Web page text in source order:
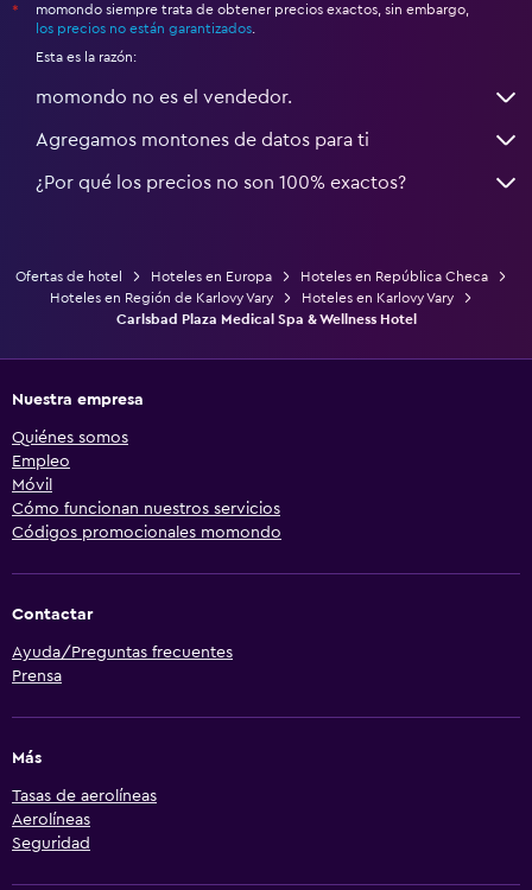
*
momondo siempre trata de obtener precios exactos, sin embargo,
los precios no están garantizados
Esta es la razón:
momondo no es el vendedor.
Agregamos montones de datos para ti
¿Por qué los precios no son 100% exactos?
Ofertas de hotel Hoteles en Europa
Hoteles en República Checa
Hoteles en Región de Karlovy Vary
Hoteles en Karlovy Vary
Carlsbad Plaza Medical Spa & Wellness Hotel
Nuestra empresa
Quiénes somos
Empleo
Móvil
Cómo funcionan nuestros servicios
Códigos promocionales momondo
Contactar
Ayuda/Preguntas frecuentes
Prensa
Más
Tasas de aerolíneas
Aerolíneas
Seguridad